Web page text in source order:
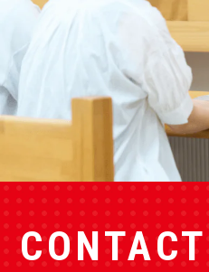
CONTACT